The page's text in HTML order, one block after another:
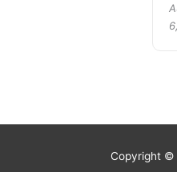
Copyright ©